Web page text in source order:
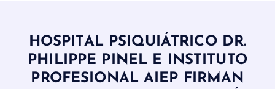
HOSPITAL PSIQUIÁTRICO DR.
PHILIPPE PINEL E INSTITUTO
PROFESIONAL AIEP FIRMAN